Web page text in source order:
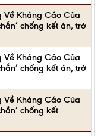
Về Kháng Cáo Của
chống kết án, trở
Về Kháng Cáo Của
chống kết án, trở
Về Kháng Cáo Của
chống kết